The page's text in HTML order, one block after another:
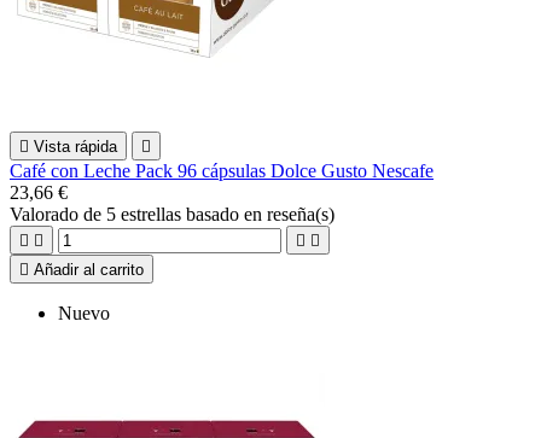
 Vista rápida 
Café con Leche Pack 96 cápsulas Dolce Gusto Nescafe
23,66 €
Valorado de 5 estrellas basado en reseña(s)
   
 Añadir al carrito
Nuevo